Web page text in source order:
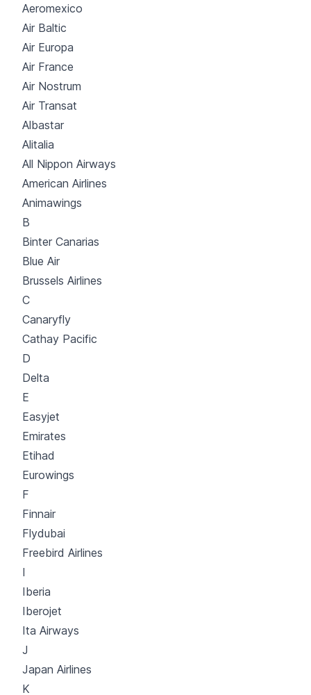
Aeromexico
Air Baltic
Air Europa
Air France
Air Nostrum
Air Transat
Albastar
Alitalia
All Nippon Airways
American Airlines
Animawings
B
Binter Canarias
Blue Air
Brussels Airlines
C
Canaryfly
Cathay Pacific
D
Delta
E
Easyjet
Emirates
Etihad
Eurowings
F
Finnair
Flydubai
Freebird Airlines
I
Iberia
Iberojet
Ita Airways
J
Japan Airlines
K